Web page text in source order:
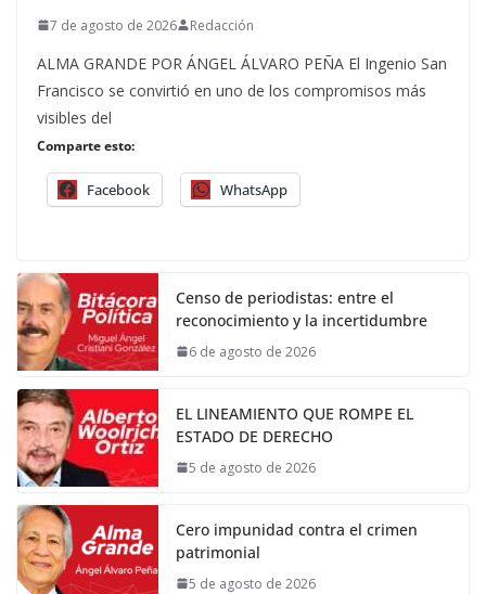
7 de agosto de 2026 Redacción
ALMA GRANDE POR ÁNGEL ÁLVARO PEÑA El Ingenio San
Francisco se convirtió en uno de los compromisos más
visibles del
Comparte esto:
Facebook WhatsApp
Censo de periodistas: entre el
reconocimiento y la incertidumbre
6 de agosto de 2026
EL LINEAMIENTO QUE ROMPE EL
ESTADO DE DERECHO
5 de agosto de 2026
Cero impunidad contra el crimen
patrimonial
5 de agosto de 2026